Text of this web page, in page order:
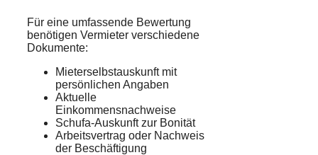
Für eine umfassende Bewertung
benötigen Vermieter verschiedene
Dokumente:
Mieterselbstauskunft mit
persönlichen Angaben
Aktuelle
Einkommensnachweise
Schufa-Auskunft zur Bonität
Arbeitsvertrag oder Nachweis
der Beschäftigung